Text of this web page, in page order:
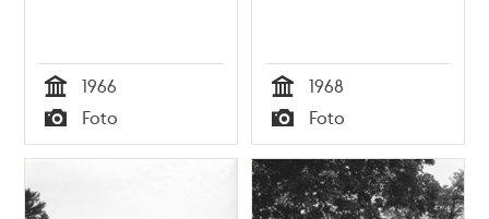
Tid
1966
Typ
Foto Tid
1968
Typ
Foto